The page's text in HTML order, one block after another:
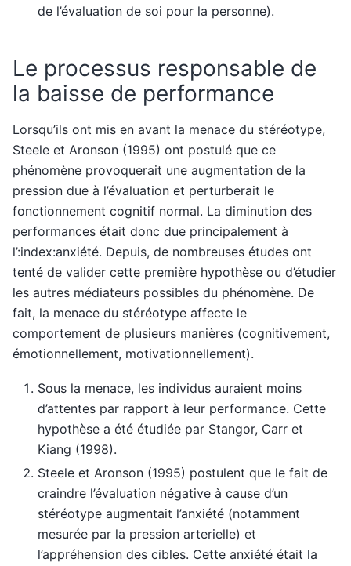
de l’évaluation de soi pour la personne).
Le processus responsable de
la baisse de performance
Lorsqu’ils ont mis en avant la menace du stéréotype,
Steele et Aronson (1995) ont postulé que ce
phénomène provoquerait une augmentation de la
pression due à l’évaluation et perturberait le
fonctionnement cognitif normal. La diminution des
performances était donc due principalement à
l’:index:anxiété. Depuis, de nombreuses études ont
tenté de valider cette première hypothèse ou d’étudier
les autres médiateurs possibles du phénomène. De
fait, la menace du stéréotype affecte le
comportement de plusieurs manières (cognitivement,
émotionnellement, motivationnellement).
Sous la menace, les individus auraient moins
d’attentes par rapport à leur performance. Cette
hypothèse a été étudiée par Stangor, Carr et
Kiang (1998).
Steele et Aronson (1995) postulent que le fait de
craindre l’évaluation négative à cause d’un
stéréotype augmentait l’anxiété (notamment
mesurée par la pression arterielle) et
l’appréhension des cibles. Cette anxiété était la